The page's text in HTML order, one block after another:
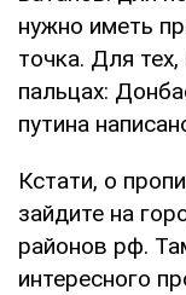
нужно иметь
точка. Для
пальцах:
путина
Кстати, о
зайдите на
районов рф.
интересного